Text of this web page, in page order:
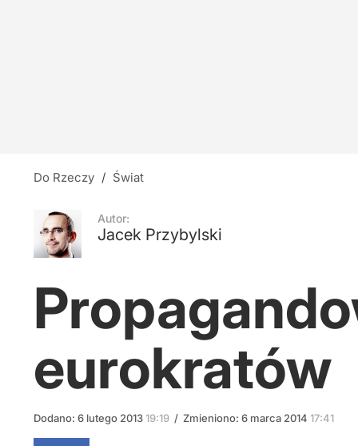
24
Do Rzeczy / Świat
Autor:
Jacek Przybylski
eurokratów
Dodano: 6 lutego 201319:19 / Zmieniono: 6 marca 2014 17:41